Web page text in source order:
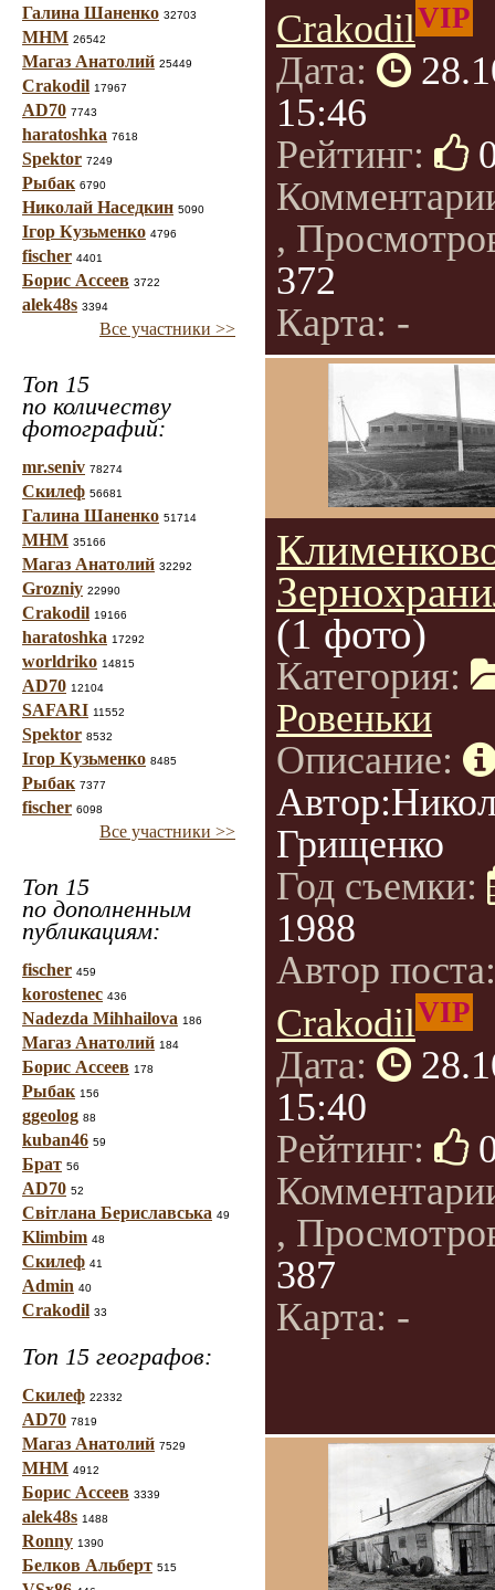
Галина Шаненко 32703
МНМ 26542
Магаз Анатолий 25449
Crakodil 17967
AD70 7743
haratoshka 7618
Spektor 7249
Рыбак 6790
Николай Наседкин 5090
Ігор Кузьменко 4796
fischer 4401
Борис Ассеев 3722
alek48s 3394
Все участники >>
Топ 15
по количеству
фотографий:
mr.seniv 78274
Скилеф 56681
Галина Шаненко 51714
МНМ 35166
Магаз Анатолий 32292
Grozniy 22990
Crakodil 19166
haratoshka 17292
worldriko 14815
AD70 12104
SAFARI 11552
Spektor 8532
Ігор Кузьменко 8485
Рыбак 7377
fischer 6098
Все участники >>
Топ 15
по дополненным
публикациям:
fischer 459
korostenec 436
Nadezda Mihhailova 186
Магаз Анатолий 184
Борис Ассеев 178
Рыбак 156
ggeolog 88
kuban46 59
Брат 56
AD70 52
Світлана Бериславська 49
Klimbim 48
Скилеф 41
Admin 40
Crakodil 33
Топ 15 географов:
Скилеф 22332
AD70 7819
Магаз Анатолий 7529
МНМ 4912
Борис Ассеев 3339
alek48s 1488
Ronny 1390
Белков Альберт 515
CrakodilVIP
Дата:
15:46
Рейтинг:
,
372
Карта: -
(1 фото)
Категория:
Ровеньки
Описание:
Грищенко
Год съемки:
1988
Автор
CrakodilVIP
Дата:
15:40
Рейтинг:
,
387
Карта: -